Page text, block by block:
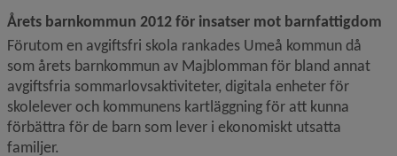
Årets barnkommun 2012 för insatser mot barnfattigdom
Förutom en avgiftsfri skola rankades Umeå kommun då
som årets barnkommun av Majblomman för bland annat
avgiftsfria sommarlovsaktiviteter, digitala enheter för
skolelever och kommunens kartläggning för att kunna
förbättra för de barn som lever i ekonomiskt utsatta
familjer.